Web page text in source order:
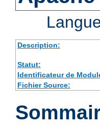
Description:
Statut:
Identificateur de
Fichier Source: